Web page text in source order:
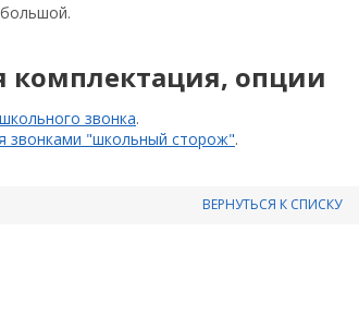
комплектация, опции
звонка.
звонками "школьный сторож".
ВЕРНУТЬСЯ К СПИСКУ